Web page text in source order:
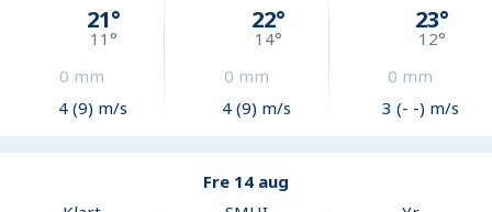
21°
11°
0 mm
4 (9) m/s
22°
14°
0 mm
4 (9) m/s
23°
12°
0 mm
3 (- -) m/s
Fre 14 aug